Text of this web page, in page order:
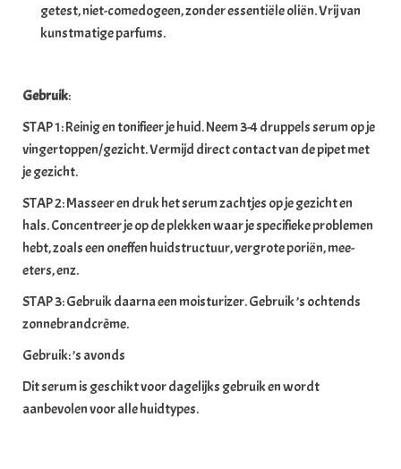
getest, niet-comedogeen, zonder essentiële oliën. Vrij van
kunstmatige parfums.
Gebruik:
STAP 1: Reinig en tonifieer je huid. Neem 3-4 druppels serum op je
vingertoppen/gezicht. Vermijd direct contact van de pipet met
je gezicht.
STAP 2: Masseer en druk het serum zachtjes op je gezicht en
hals. Concentreer je op de plekken waar je specifieke problemen
hebt, zoals een oneffen huidstructuur, vergrote poriën, mee-
eters, enz.
STAP 3: Gebruik daarna een moisturizer. Gebruik ’s ochtends
zonnebrandcrème.
Gebruik: ’s avonds
Dit serum is geschikt voor dagelijks gebruik en wordt
aanbevolen voor alle huidtypes.